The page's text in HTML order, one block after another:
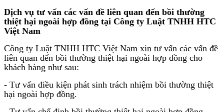
Dịch vụ tư vấn các vấn đề liên quan đến bồi thường
thiệt hại ngoài hợp đồng tại Công ty Luật TNHH HTC
Việt Nam
Công ty Luật TNHH HTC Việt Nam xin tư vấn các vấn đề
liên quan đến bồi thường thiệt hại ngoài hợp đồng cho
khách hàng như sau:
- Tư vấn điều kiện phát sinh trách nhiệm bồi thường thiệt
hại ngoài hợp đồng.